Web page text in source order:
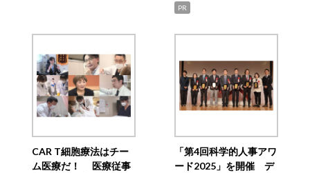
PR
CAR T細胞療法はチー
ム医療だ！ 医療従事
「第4回科学的人事アワ
ード2025」を開催 デ